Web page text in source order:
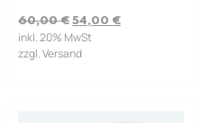
60,00€ 54,00 €
inkl. 20% MwSt
zzgl. Versand